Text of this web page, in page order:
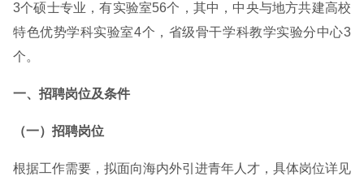
3个硕士专业，有实验室56个，其中，中央与地方共建高校
特色优势学科实验室4个，省级骨干学科教学实验分中心3
个。
一、招聘岗位及条件
（一）招聘岗位
根据工作需要，拟面向海内外引进青年人才，具体岗位详见